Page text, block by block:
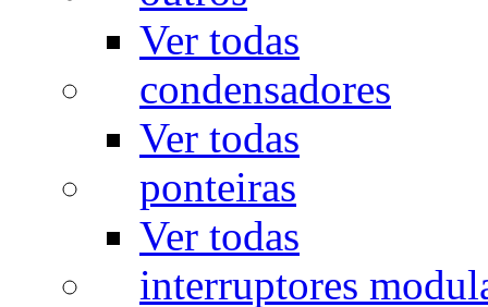
Ver todas
condensadores
Ver todas
ponteiras
Ver todas
interruptores